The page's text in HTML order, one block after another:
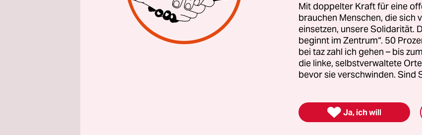
Der drohende Erfolg der AfD bei den kommenden
zeigt, wie stark rechtsextreme Kräfte inzwischen
Gerade jetzt braucht es Zusammenhalt und
allem mit den Menschen, die sich vor Ort für eine starke
Zivilgesellschaft einsetzen. Die taz kooperiert deshalb
Schutz und Erhalt auf. Eine offene Gesellschaft
Mit doppelter Kraft für eine
brauchen Menschen, die sich
einsetzen, unsere Solidarität.
beginnt im Zentrum“. 50
bei taz zahl ich gehen – bis
die linke, selbstverwaltete
bevor sie verschwinden. Sind
 Ja, ich will